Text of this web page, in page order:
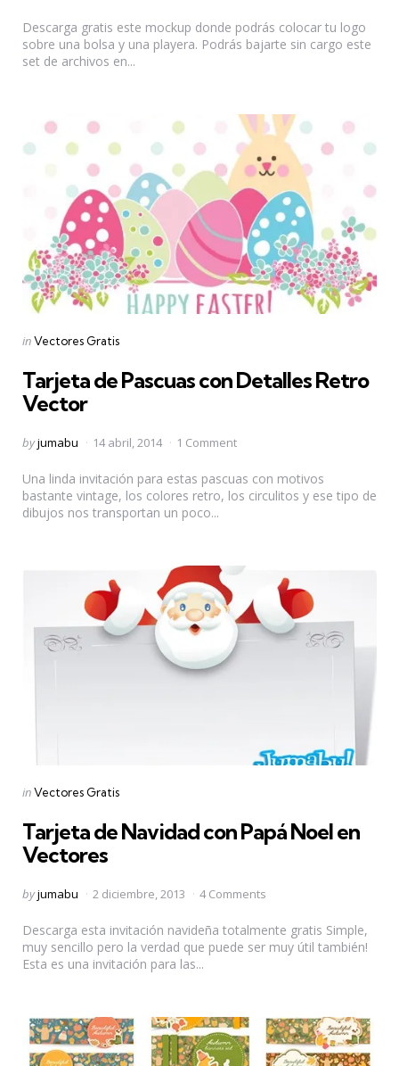
Descarga gratis este mockup donde podrás colocar tu logo
sobre una bolsa y una playera. Podrás bajarte sin cargo este
set de archivos en...
Categories
Posted
inVectores Gratis
Tarjeta de Pascuas con Detalles Retro
Vector
Posted
byjumabu 14 abril, 2014 1 Comment
Una linda invitación para estas pascuas con motivos
bastante vintage, los colores retro, los circulitos y ese tipo de
dibujos nos transportan un poco...
Categories
Posted
inVectores Gratis
Tarjeta de Navidad con Papá Noel en
Vectores
Posted
byjumabu 2 diciembre, 2013 4 Comments
Descarga esta invitación navideña totalmente gratis Simple,
muy sencillo pero la verdad que puede ser muy útil también!
Esta es una invitación para las...